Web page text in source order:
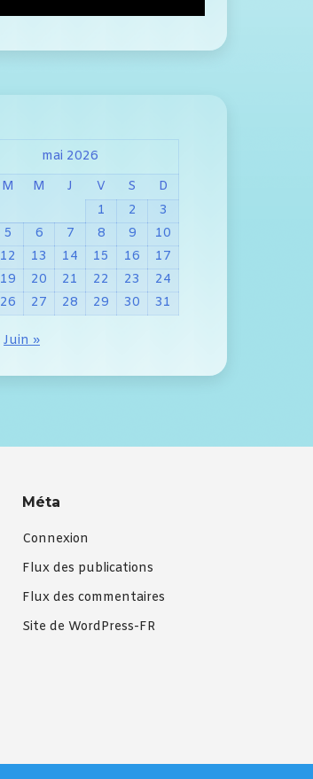
mai 2026
M M J V S
D
1
2
3
5 6 7 8 9
10
12 13 14 15 16
17
19 20 21 22 23
24
26 27 28 29 30 31
Juin »
Méta
Connexion
Flux des publications
Flux des commentaires
Site de WordPress-FR